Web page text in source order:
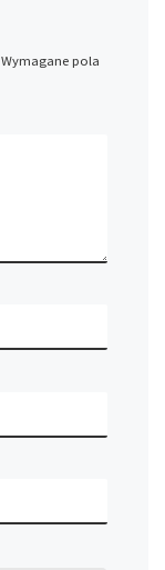
Wymagane pola